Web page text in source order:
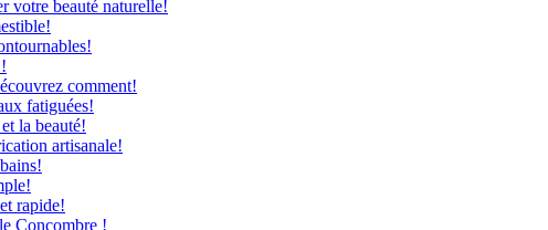
votre beauté naturelle!
comment!
fatiguées!
la beauté!
artisanale!
rapide!
Concombre !